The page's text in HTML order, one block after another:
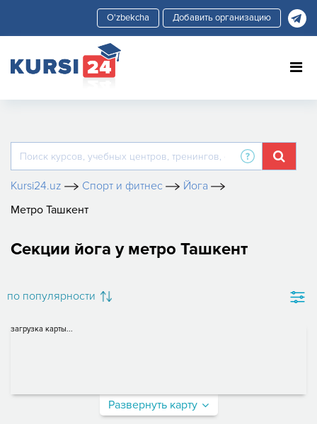
Добавить организацию
Kursi24.uz Спорт и фитнес
Йога
Метро Ташкент
Секции йога у метро Ташкент
по популярности
загрузка карты...
Развернуть карту